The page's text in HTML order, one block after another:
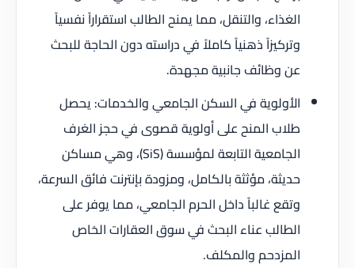
الغذاء، والتنقل، مما يمنح الطالب استقراراً نفسياً
وتركيزاً ذهنياً كاملاً في دراسته دون الحاجة للبحث
عن وظائف جانبية مجهدة.
الأولوية في السكن الجامعي والخدمات: يحصل
طلاب المنح على أولوية قصوى في حجز الغرف
الجامعية التابعة لمؤسسة (SiS)، وهي مساكن
حديثة، مؤثثة بالكامل، ومزودة بإنترنت فائق السرعة،
وتقع غالباً داخل الحرم الجامعي، مما يوفر على
الطالب عناء البحث في سوق العقارات الخاص
المزدحم والمكلف.